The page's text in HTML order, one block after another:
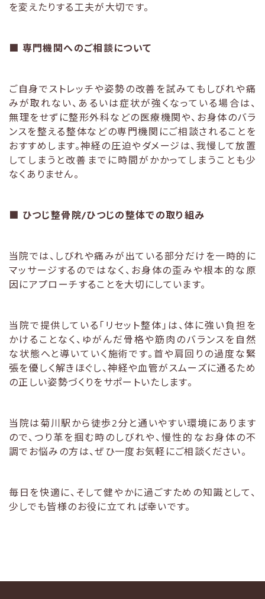
を変えたりする工夫が大切です。
■ 専門機関へのご相談について
ご自身でストレッチや姿勢の改善を試みてもしびれや痛
みが取れない、あるいは症状が強くなっている場合は、
無理をせずに整形外科などの医療機関や、お身体のバラ
ンスを整える整体などの専門機関にご相談されることを
おすすめします。神経の圧迫やダメージは、我慢して放置
してしまうと改善までに時間がかかってしまうことも少
なくありません。
■ ひつじ整骨院/ひつじの整体での取り組み
当院では、しびれや痛みが出ている部分だけを一時的に
マッサージするのではなく、お身体の歪みや根本的な原
因にアプローチすることを大切にしています。
当院で提供している「リセット整体」は、体に強い負担を
かけることなく、ゆがんだ骨格や筋肉のバランスを自然
な状態へと導いていく施術です。首や肩回りの過度な緊
張を優しく解きほぐし、神経や血管がスムーズに通るため
の正しい姿勢づくりをサポートいたします。
当院は菊川駅から徒歩2分と通いやすい環境にあります
ので、つり革を掴む時のしびれや、慢性的なお身体の不
調でお悩みの方は、ぜひ一度お気軽にご相談ください。
毎日を快適に、そして健やかに過ごすための知識として、
少しでも皆様のお役に立てれば幸いです。